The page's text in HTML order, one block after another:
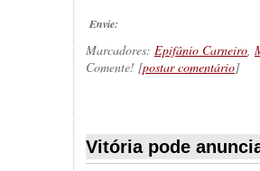
Envie:
Marcadores: Epifânio Carneiro,
Comente! [postar comentário]
Vitória pode